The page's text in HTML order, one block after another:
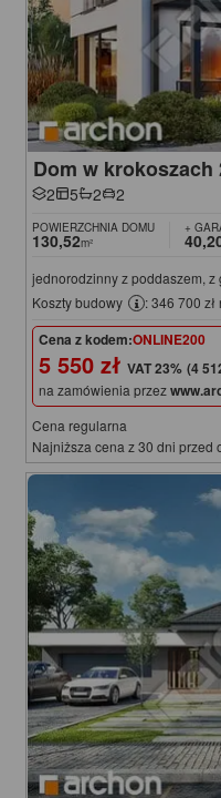
Dom w krokoszach
2 5 2 2
POWIERZCHNIA DOMU
130,52m²
+
jednorodzinny z poddaszem,
Koszty budowy
: 346 700 zł
Cena z kodem:ONLINE200
5 550 zł (4
na zamówienia przez
Cena regularna
Najniższa cena z 30 dni przed